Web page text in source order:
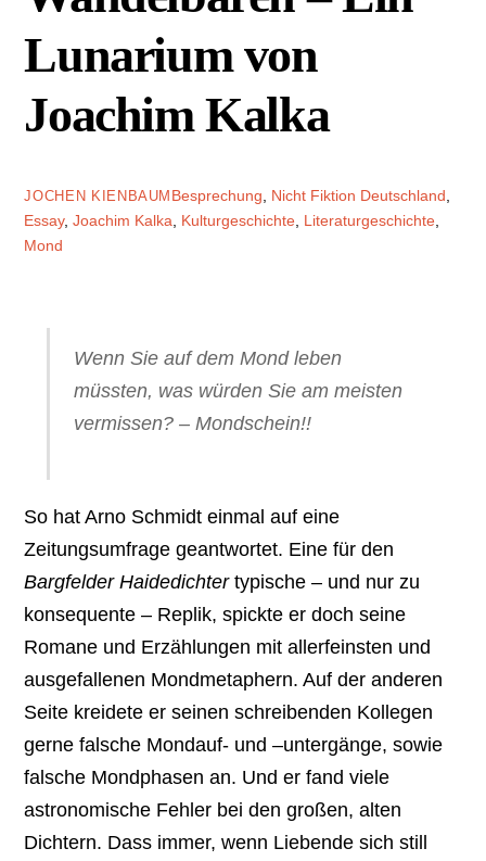
Lunarium von
Joachim Kalka
JOCHEN KIENBAUM Besprechung Nicht Fiktion Deutschland
Essay,Joachim Kalka Kulturgeschichte Literaturgeschichte
Mond
Wenn Sie auf dem Mond leben
müssten, was würden Sie am meisten
vermissen? – Mondschein!!
So hat Arno Schmidt einmal auf eine
Zeitungsumfrage geantwortet. Eine für den
Bargfelder Haidedichtertypische – und nur zu
konsequente – Replik, spickte er doch seine
Romane und Erzählungen mit allerfeinsten und
ausgefallenen Mondmetaphern. Auf der anderen
Seite kreidete er seinen schreibenden Kollegen
gerne falsche Mondauf- und –untergänge, sowie
falsche Mondphasen an. Und er fand viele
astronomische Fehler bei den großen, alten
Dichtern. Dass immer, wenn Liebende sich still